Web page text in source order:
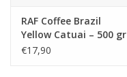
RAF Coffee Brazil
Yellow Catuai – 500 gr
– bonen (bio)
€17,90